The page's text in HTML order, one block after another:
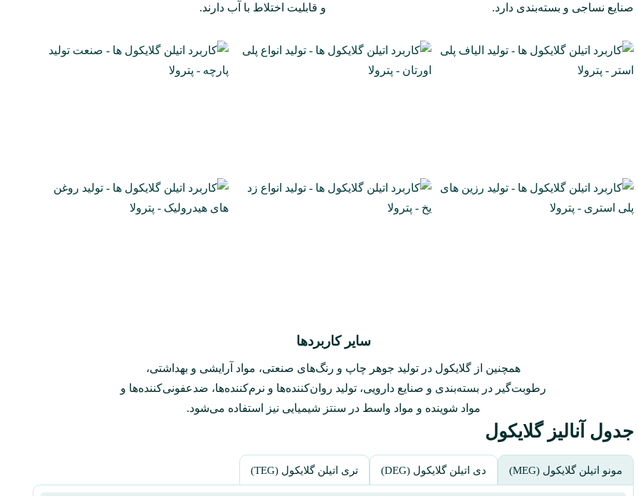
صنایع نساجی و بسته‌بندی دارد.
و قابلیت اختلاط با آب دارند.
سایر کاربرد‌ها
همچنین از گلایکول‌ در تولید جوهر چاپ و رنگ‌های صنعتی، مواد آرایشی و بهداشتی،
رطوبت‌گیر در بسته‌بندی و صنایع دارویی، تولید روان‌کننده‌ها و نرم‌کننده‌ها، ضدعفونی‌کننده‌ها و
مواد شوینده و مواد واسط در سنتز شیمیایی نیز استفاده می‌شود.
جدول آنالیز گلایکول‌
مونو اتیلن گلایکول (MEG) دی اتیلن گلایکول (DEG) تری اتیلن گلایکول (TEG)